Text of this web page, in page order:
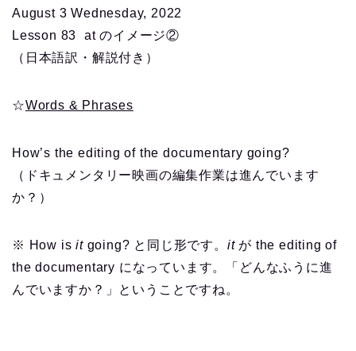
August 3 Wednesday, 2022
Lesson 83 at のイメージ②
（日本語訳・解説付き）
☆Words & Phrases
How’s the editing of the documentary going?
（ドキュメンタリー映画の編集作業は進んでいます
か？）
※ How isitgoing? と同じ形です。 itが the editing of
the documentary になっています。「どんなふうに進
んでいますか？」ということですね。